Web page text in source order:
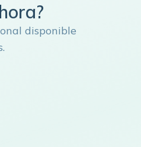
disponible